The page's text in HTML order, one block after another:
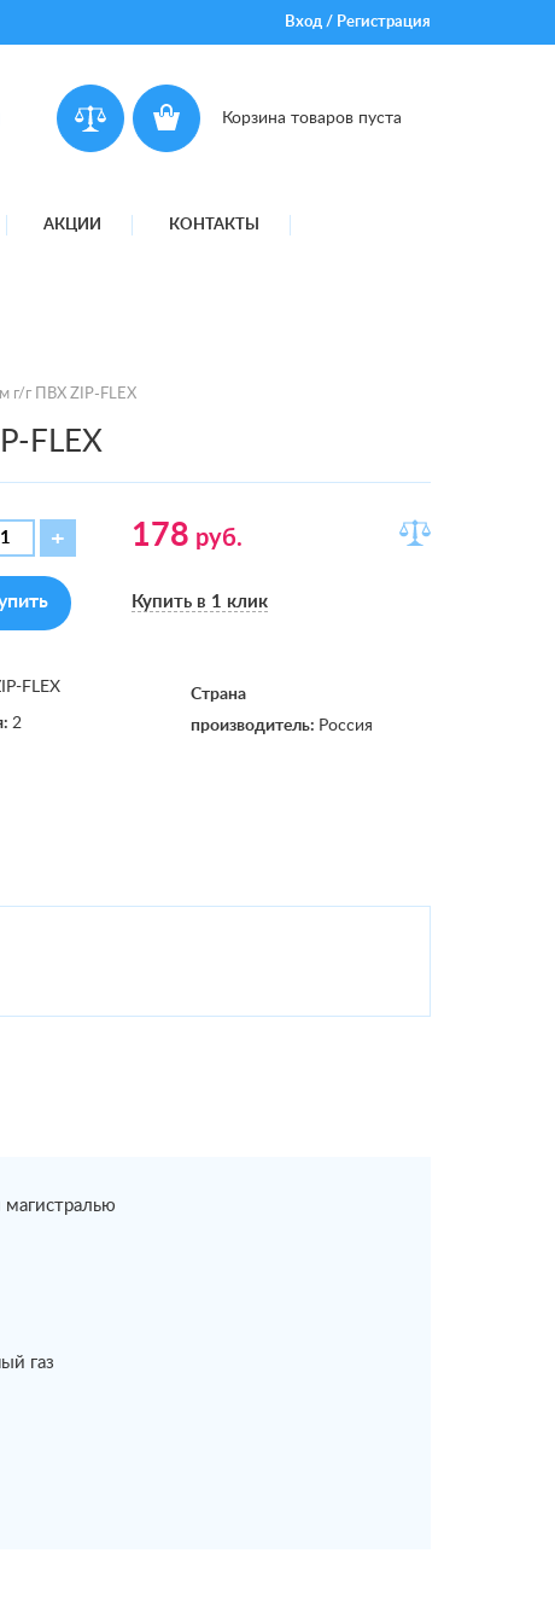
Вход/ Регистрация
Корзина товаров пуста
АКЦИИ КОНТАКТЫ
г/г ПВХ ZIP-FLEX
FLEX
178 руб.
Купить в 1 клик
FLEX
2
Страна
производитель: Россия
магистралью
газ